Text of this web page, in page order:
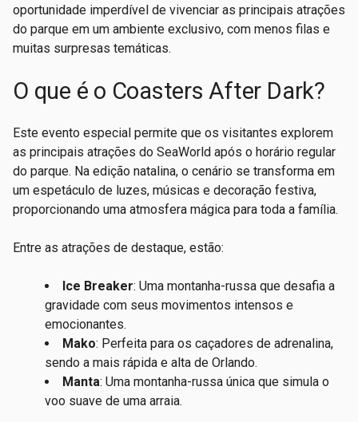
oportunidade imperdível de vivenciar as principais atrações
do parque em um ambiente exclusivo, com menos filas e
muitas surpresas temáticas.
O que é o Coasters After Dark?
Este evento especial permite que os visitantes explorem
as principais atrações do SeaWorld após o horário regular
do parque. Na edição natalina, o cenário se transforma em
um espetáculo de luzes, músicas e decoração festiva,
proporcionando uma atmosfera mágica para toda a família.
Entre as atrações de destaque, estão:
Ice Breaker: Uma montanha-russa que desafia a
gravidade com seus movimentos intensos e
emocionantes.
Mako: Perfeita para os caçadores de adrenalina,
sendo a mais rápida e alta de Orlando.
Manta: Uma montanha-russa única que simula o
voo suave de uma arraia.